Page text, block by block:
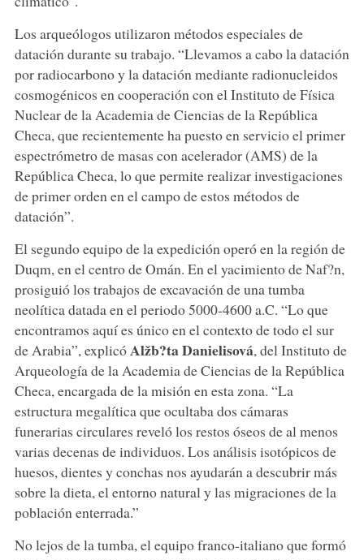
Los arqueólogos utilizaron métodos especiales de
datación durante su trabajo. “Llevamos a cabo la datación
por radiocarbono y la datación mediante radionucleidos
cosmogénicos en cooperación con el Instituto de Física
Nuclear de la Academia de Ciencias de la República
Checa, que recientemente ha puesto en servicio el primer
espectrómetro de masas con acelerador (AMS) de la
República Checa, lo que permite realizar investigaciones
de primer orden en el campo de estos métodos de
datación”.
El segundo equipo de la expedición operó en la región de
Duqm, en el centro de Omán. En el yacimiento de Naf?n,
prosiguió los trabajos de excavación de una tumba
neolítica datada en el periodo 5000-4600 a.C. “Lo que
encontramos aquí es único en el contexto de todo el sur
de Arabia”, explicóAlžb?ta Danielisová, del Instituto de
Arqueología de la Academia de Ciencias de la República
Checa, encargada de la misión en esta zona. “La
estructura megalítica que ocultaba dos cámaras
funerarias circulares reveló los restos óseos de al menos
varias decenas de individuos. Los análisis isotópicos de
huesos, dientes y conchas nos ayudarán a descubrir más
sobre la dieta, el entorno natural y las migraciones de la
población enterrada.”
No lejos de la tumba, el equipo franco-italiano que formó